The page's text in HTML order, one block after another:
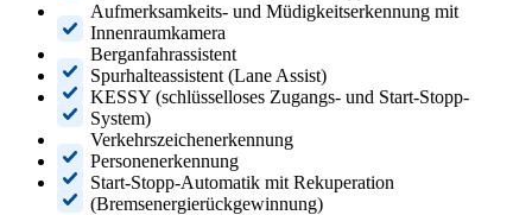
Aufmerksamkeits- und Müdigkeitserkennung mit
Innenraumkamera
Berganfahrassistent
Spurhalteassistent (Lane Assist)
KESSY (schlüsselloses Zugangs- und Start-Stopp-
System)
Verkehrszeichenerkennung
Personenerkennung
Start-Stopp-Automatik mit Rekuperation
(Bremsenergierückgewinnung)